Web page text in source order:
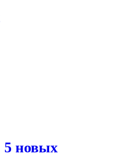
новых